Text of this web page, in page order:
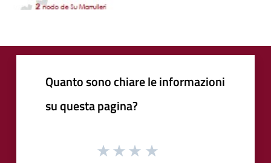
Quanto sono chiare le informazioni
su questa pagina?